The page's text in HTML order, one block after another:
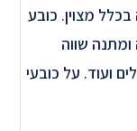
מצוין. כובע
שווה
ועוד. על כובעי